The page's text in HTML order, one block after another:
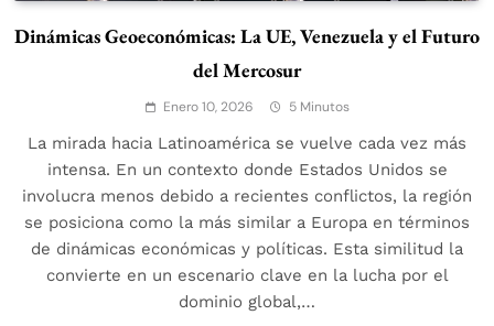
Dinámicas Geoeconómicas: La UE, Venezuela y el Futuro
del Mercosur
Enero 10, 2026 5 Minutos
La mirada hacia Latinoamérica se vuelve cada vez más
intensa. En un contexto donde Estados Unidos se
involucra menos debido a recientes conflictos, la región
se posiciona como la más similar a Europa en términos
de dinámicas económicas y políticas. Esta similitud la
convierte en un escenario clave en la lucha por el
dominio global,…